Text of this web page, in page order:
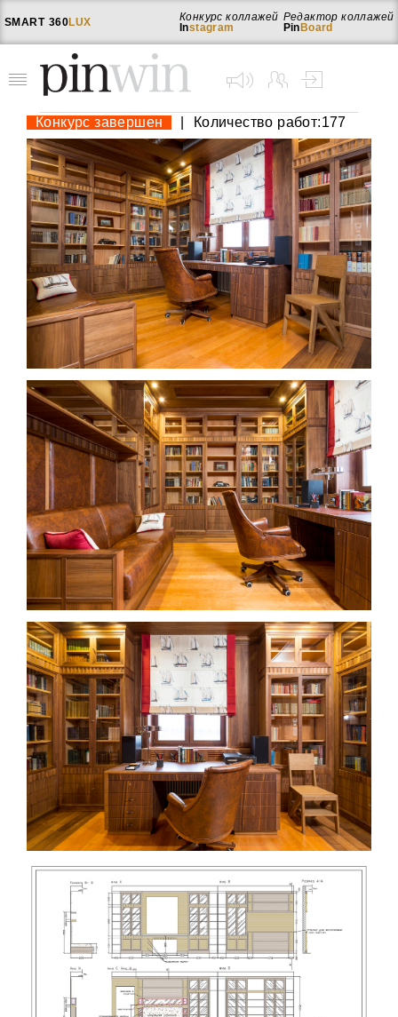
SMART 360LUX
Редактор коллажей
Pin Board
Конкурс коллажей
Instagram
Конкурс завершен Количество работ:177